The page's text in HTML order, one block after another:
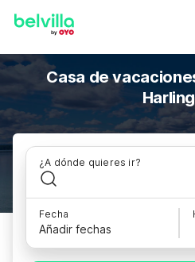
Casa de
¿A dónde quieres ir?
Fecha
Añadir fechas